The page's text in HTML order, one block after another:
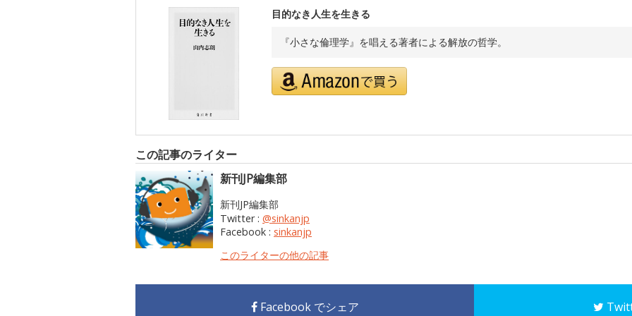
目的なき人生を生きる
『小さな倫理学』を唱える著者による解放の哲学。
この記事のライター
新刊JP編集部
新刊JP編集部
Twitter : @sinkanjp
Facebook : sinkanjp
このライターの他の記事
Facebook でシェア